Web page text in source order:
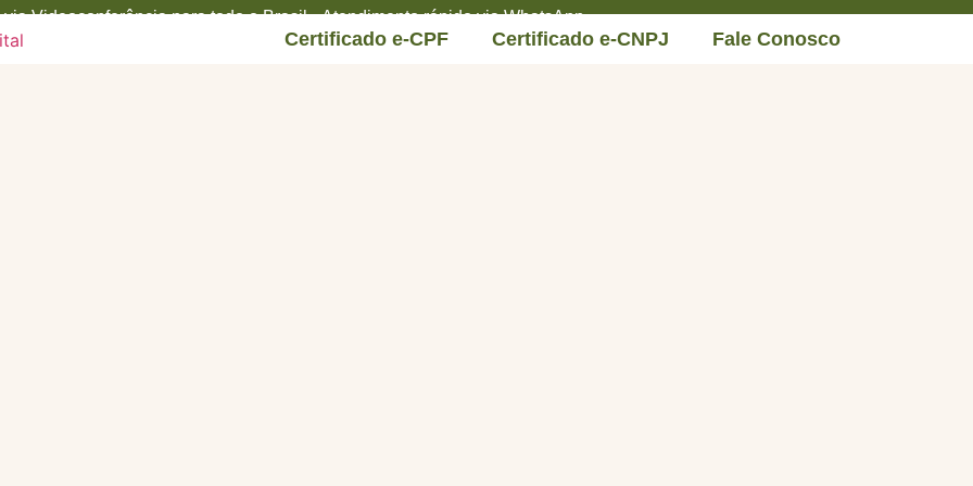
Videoconferência para todo o Brasil • Atendimento rápido via WhatsApp
Certificado e-CPF Certificado e-CNPJ Fale Conosco